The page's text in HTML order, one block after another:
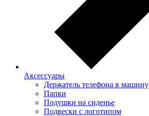
Аксессуары
Держатель телефона в машину
Папки
Подушки на сиденье
Подвески с логотипом